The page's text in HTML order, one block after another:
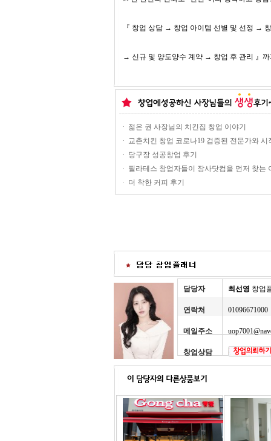
『 창업 상담 → 창업 아이템 선별 및 선정 →
→ 신규 및 양도양수 계약 → 창업 후 관리 』
· 젊은 권 사장님의 치킨집 창업 이야기
· 교촌치킨 창업 코로나19 검증된 전문가와 시
· 당구장 성공창업 후기
· 필라테스 창업자들이 장사닷컴을 먼저 찾는
· 더 착한 커피 후기
담당자 최선영 창업
연락처 01096671000
메일주소
창업상담